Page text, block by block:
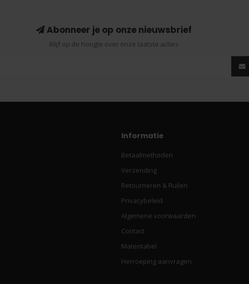
Abonneer je op onze nieuwsbrief
Blijf op de hoogte over onze laatste acties
Informatie
Betaalmethoden
Verzending
Retourneren & Ruilen
Privacybeleid
Algemene voorwaarden
Contact
Matentabel
Herroeping aanvragen